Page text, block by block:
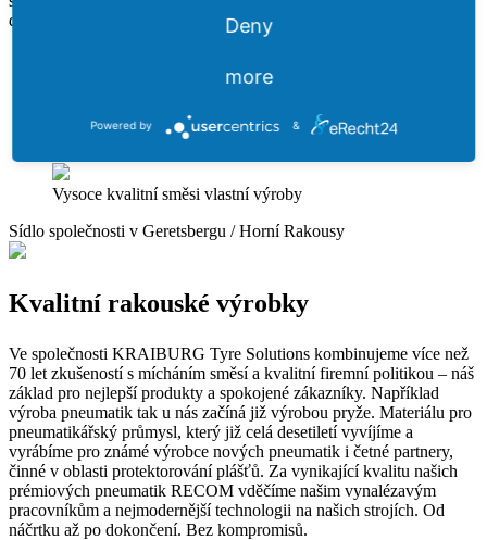
dodávku pneumatik užitkových vozidel RECOM.
Engineering v Rakousku
Vysoce kvalitní směsi vlastní výroby
Sídlo společnosti v Geretsbergu / Horní Rakousy
Kvalitní rakouské výrobky
Ve společnosti KRAIBURG Tyre Solutions kombinujeme více než
70 let zkušeností s mícháním směsí a kvalitní firemní politikou – náš
základ pro nejlepší produkty a spokojené zákazníky. Například
výroba pneumatik tak u nás začíná již výrobou pryže. Materiálu pro
pneumatikářský průmysl, který již celá desetiletí vyvíjíme a
vyrábíme pro známé výrobce nových pneumatik i četné partnery,
činné v oblasti protektorování plášťů. Za vynikající kvalitu našich
prémiových pneumatik RECOM vděčíme našim vynalézavým
pracovníkům a nejmodernější technologii na našich strojích. Od
náčrtku až po dokončení. Bez kompromisů.
Deny
more
Powered by &